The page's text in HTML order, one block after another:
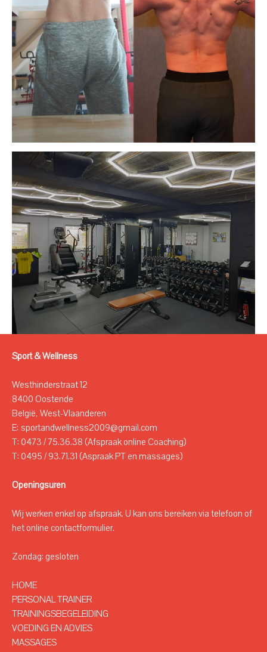
Sport & Wellness
Westhinderstraat 12
8400 Oostende
België, West-Vlaanderen
E: sportandwellness2009@gmail.com
T: 0473 / 75.36.38 (Afspraak online Coaching)
T: 0495 / 93.71.31 (Aspraak PT en massages)
Openingsuren
Wij werken enkel op afspraak. U kan ons bereiken via telefoon of
het online contactformulier.
Zondag: gesloten
HOME
PERSONAL TRAINER
TRAININGSBEGELEIDING
VOEDING EN ADVIES
MASSAGES